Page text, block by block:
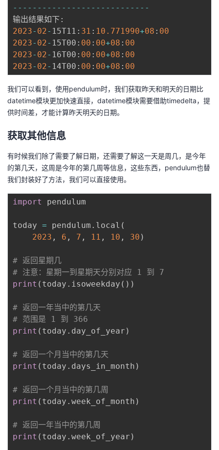
- - - - - - - - - - - - - - - - - - - - - - - - - - - -
输出结果如下 :
2023- 02- 15T11 : 31 : 10.771990+08 : 00
2023- 02- 15T00 : 00 : 00+08 : 00
2023- 02- 16T00 : 00 : 00+08 : 00
2023- 02- 14T00 : 00 : 00+08 : 00
我们可以看到，使用pendulum时，我们获取昨天和明天的日期比
datetime模块更加快速直接，datetime模块需要借助timedelta，提
供时间差，才能计算昨天明天的日期。
获取其他信息
有时候我们除了需要了解日期，还需要了解这一天是周几，是今年
的第几天，这周是今年的第几周等信息，这些东西，pendulum也替
我们封装好了方法，我们可以直接使用。
import pendulum
today = pendulum . local (
2023 , 6 , 7 , 11 , 10 , 30 )
# 返回星期几
# 注意：星期一到星期天分别对应 1 到 7
print ( today . isoweekday ( ) )
# 返回一年当中的第几天
# 范围是 1 到 366
print ( today . day_of_year )
# 返回一个月当中的第几天
print ( today . days_in_month )
# 返回一个月当中的第几周
print ( today . week_of_month )
# 返回一年当中的第几周
print ( today . week_of_year )